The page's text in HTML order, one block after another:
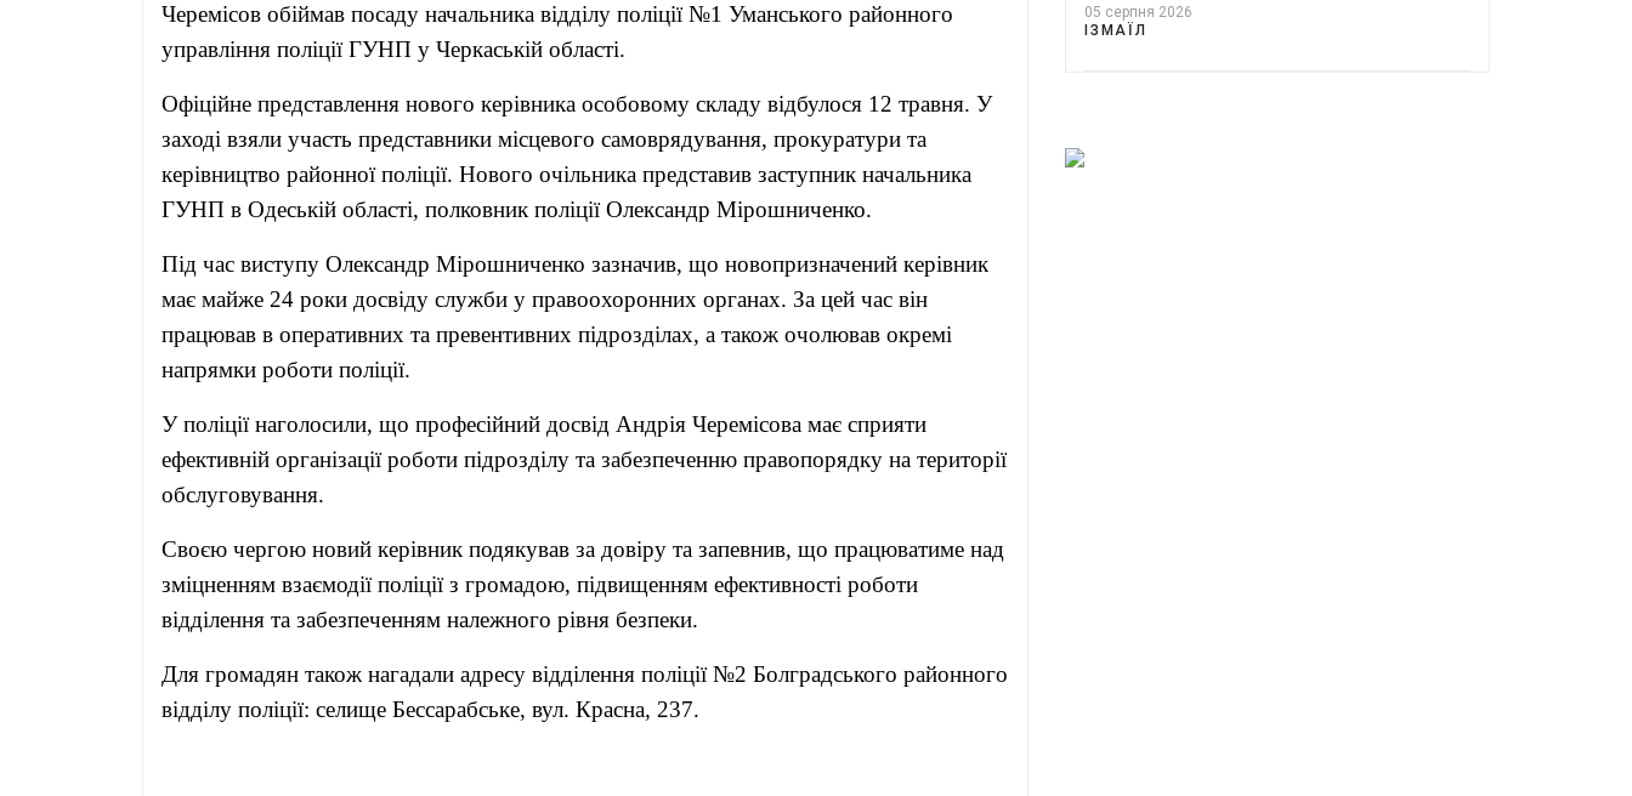
Черемісов обіймав посаду начальника відділу поліції №1 Уманського районного
управління поліції ГУНП у Черкаській області.
Офіційне представлення нового керівника особовому складу відбулося 12 травня. У
заході взяли участь представники місцевого самоврядування, прокуратури та
керівництво районної поліції. Нового очільника представив заступник начальника
ГУНП в Одеській області, полковник поліції Олександр Мірошниченко.
Під час виступу Олександр Мірошниченко зазначив, що новопризначений керівник
має майже 24 роки досвіду служби у правоохоронних органах. За цей час він
працював в оперативних та превентивних підрозділах, а також очолював окремі
напрямки роботи поліції.
У поліції наголосили, що професійний досвід Андрія Черемісова має сприяти
ефективній організації роботи підрозділу та забезпеченню правопорядку на території
обслуговування.
Своєю чергою новий керівник подякував за довіру та запевнив, що працюватиме над
зміцненням взаємодії поліції з громадою, підвищенням ефективності роботи
відділення та забезпеченням належного рівня безпеки.
Для громадян також нагадали адресу відділення поліції №2 Болградського районного
відділу поліції: селище Бессарабське, вул. Красна, 237.
05 серпня 2026
ІЗМАЇЛ